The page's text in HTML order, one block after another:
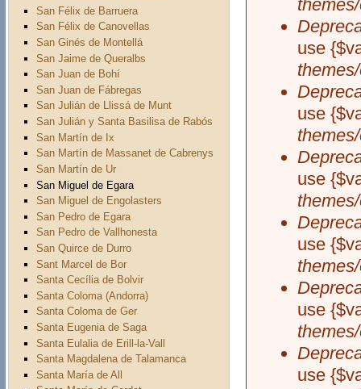
San Félix de Barruera
San Félix de Canovellas
San Ginés de Montellá
San Jaime de Queralbs
San Juan de Bohí
San Juan de Fábregas
San Julián de Llissá de Munt
San Julián y Santa Basilisa de Rabós
San Martín de Ix
San Martín de Massanet de Cabrenys
San Martín de Ur
San Miguel de Egara
San Miguel de Engolasters
San Pedro de Egara
San Pedro de Vallhonesta
San Quirce de Durro
Sant Marcel de Bor
Santa Cecília de Bolvir
Santa Coloma (Andorra)
Santa Coloma de Ger
Santa Eugenia de Saga
Santa Eulalia de Erill-la-Vall
Santa Magdalena de Talamanca
Santa María de All
use
use
use
use
use
use